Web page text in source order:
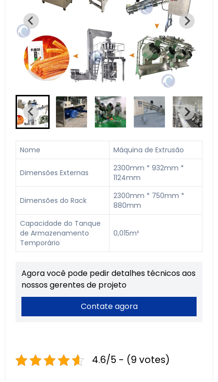
Nome Máquina de Extrusão
Dimensões Externas
2300mm * 932mm *
1124mm
Dimensões do Rack
2300mm * 750mm *
880mm
Capacidade do Tanque
de Armazenamento
Temporário
0,015m³
Agora você pode pedir detalhes técnicos aos
nossos gerentes de projeto
Contate agora
4.6/5 - (9 votes)